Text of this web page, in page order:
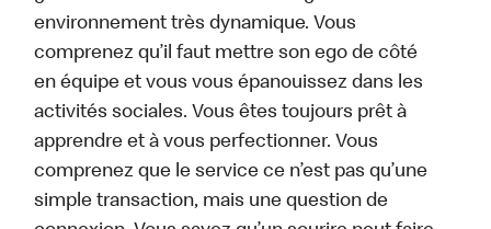
environnement très dynamique. Vous
comprenez qu’il faut mettre son ego de côté
en équipe et vous vous épanouissez dans les
activités sociales. Vous êtes toujours prêt à
apprendre et à vous perfectionner. Vous
comprenez que le service ce n’est pas qu’une
simple transaction, mais une question de